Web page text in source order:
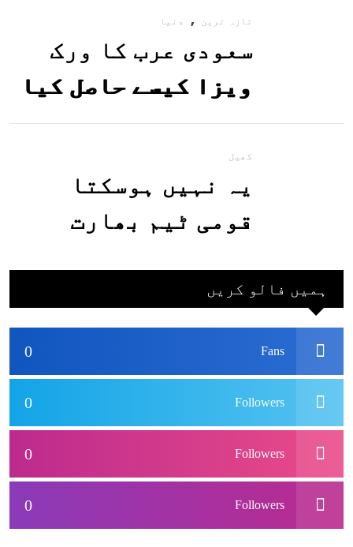
گئیں
تازہ ترین , دنیا
سعودی عرب کا ورک
ویزا کیسے حاصل کیا
جاسکتا ہے؟جانیے
کھیل
یہ نہیں ہوسکتا
قومی ٹیم بھارت
بھارتی ٹیم پاکستان
نہ آئے، محسن نقوی
ہمیں فالو کریں
0 Fans
0 Followers
0 Followers
0 Followers